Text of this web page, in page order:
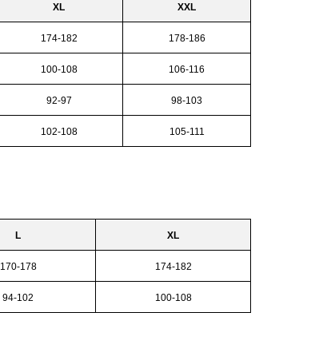
XL XXL
174-182 178-186
100-108 106-116
92-97 98-103
102-108 105-111
L XL
170-178 174-182
94-102 100-108